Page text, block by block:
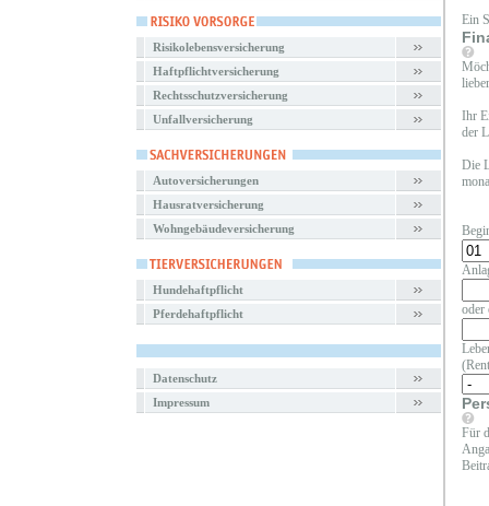
Risikolebensversicherung
Haftpflichtversicherung
Rechtsschutzversicherung
Unfallversicherung
Autoversicherungen
Hausratversicherung
Wohngebäudeversicherung
Hundehaftpflicht
Pferdehaftpflicht
Datenschutz
Impressum
Ein
Ihr
der
Die
oder
Für